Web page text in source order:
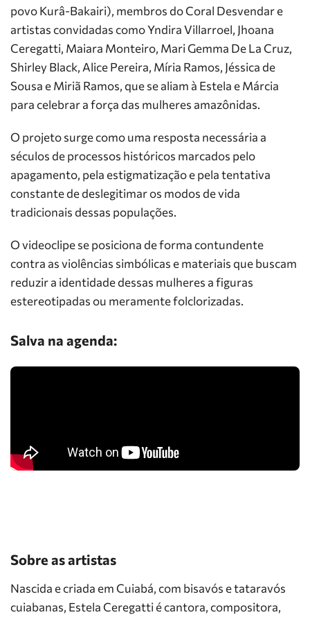
povo Kurâ-Bakairi), membros do Coral Desvendar e
artistas convidadas como Yndira Villarroel, Jhoana
Ceregatti, Maiara Monteiro, Mari Gemma De La Cruz,
Shirley Black, Alice Pereira, Míria Ramos, Jéssica de
Sousa e Miriã Ramos, que se aliam à Estela e Márcia
para celebrar a força das mulheres amazônidas.
O projeto surge como uma resposta necessária a
séculos de processos históricos marcados pelo
apagamento, pela estigmatização e pela tentativa
constante de deslegitimar os modos de vida
tradicionais dessas populações.
O videoclipe se posiciona de forma contundente
contra as violências simbólicas e materiais que buscam
reduzir a identidade dessas mulheres a figuras
estereotipadas ou meramente folclorizadas.
Salva na agenda:
Sobre as artistas
Nascida e criada em Cuiabá, com bisavós e tataravós
cuiabanas, Estela Ceregatti é cantora, compositora,